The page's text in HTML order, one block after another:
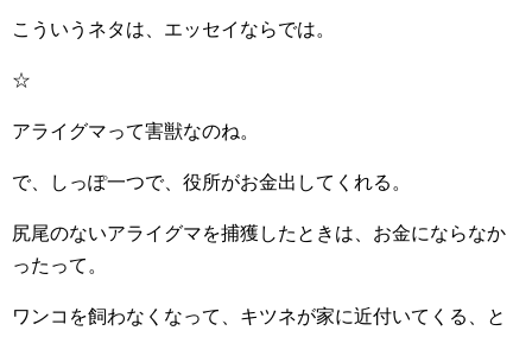
こういうネタは、エッセイならでは。
☆
アライグマって害獣なのね。
で、しっぽ一つで、役所がお金出してくれる。
尻尾のないアライグマを捕獲したときは、お金にならなか
ったって。
ワンコを飼わなくなって、キツネが家に近付いてくる、と